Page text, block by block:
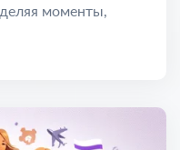
моменты,